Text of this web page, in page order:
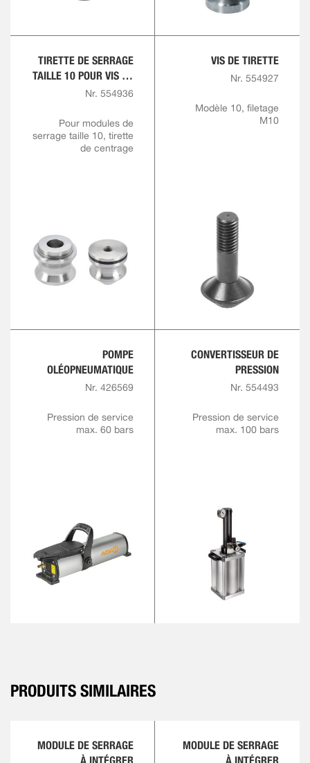
TIRETTE DE SERRAGE
TAILLE 10 POUR VIS DE
TIRETTE M10
Nr. 554936
Pour modules de
serrage taille 10, tirette
de centrage
VIS DE TIRETTE
Nr. 554927
Modèle 10, filetage
M10
POMPE
OLÉOPNEUMATIQUE
Nr. 426569
Pression de service
max. 60 bars
CONVERTISSEUR DE
PRESSION
Nr. 554493
Pression de service
max. 100 bars
PRODUITS SIMILAIRES
MODULE DE SERRAGE
MODULE DE SERRAGE